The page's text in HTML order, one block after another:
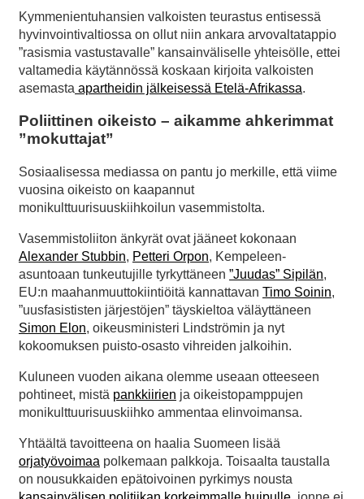
Kymmenientuhansien valkoisten teurastus entisessä
hyvinvointivaltiossa on ollut niin ankara arvovaltatappio
”rasismia vastustavalle” kansainväliselle yhteisölle, ettei
valtamedia käytännössä koskaan kirjoita valkoisten
asemasta apartheidin jälkeisessä Etelä-Afrikassa.
Poliittinen oikeisto – aikamme ahkerimmat
”mokuttajat”
Sosiaalisessa mediassa on pantu jo merkille, että viime
vuosina oikeisto on kaapannut
monikulttuurisuuskiihkoilun vasemmistolta.
Vasemmistoliiton änkyrät ovat jääneet kokonaan
Alexander Stubbin, Petteri Orpon, Kempeleen-
asuntoaan tunkeutujille tyrkyttäneen ”Juudas” Sipilän,
EU:n maahanmuuttokiintiöitä kannattavan Timo Soinin,
”uusfasististen järjestöjen” täyskieltoa väläyttäneen
Simon Elon, oikeusministeri Lindströmin ja nyt
kokoomuksen puisto-osasto vihreiden jalkoihin.
Kuluneen vuoden aikana olemme useaan otteeseen
pohtineet, mistä pankkiirien ja oikeistopamppujen
monikulttuurisuuskiihko ammentaa elinvoimansa.
Yhtäältä tavoitteena on haalia Suomeen lisää
orjatyövoimaa polkemaan palkkoja. Toisaalta taustalla
on nousukkaiden epätoivoinen pyrkimys nousta